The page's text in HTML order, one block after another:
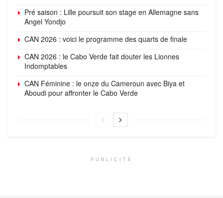
Pré saison : Lille poursuit son stage en Allemagne sans
Angel Yondjo
CAN 2026 : voici le programme des quarts de finale
CAN 2026 : le Cabo Verde fait douter les Lionnes
Indomptables
CAN Féminine : le onze du Cameroun avec Biya et
Aboudi pour affronter le Cabo Verde
PUBLICITÉ